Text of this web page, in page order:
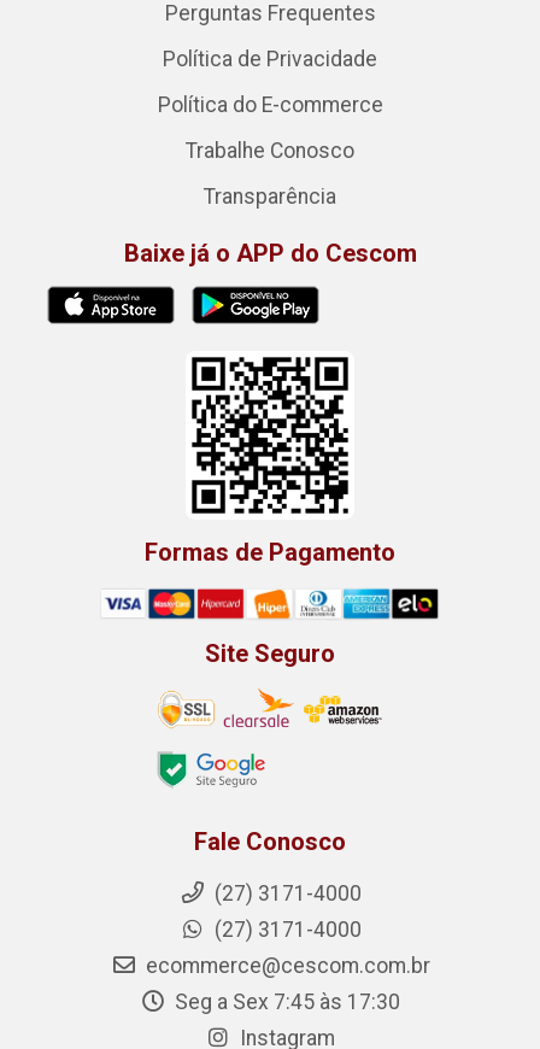
Perguntas Frequentes
Política de Privacidade
Política do E-commerce
Trabalhe Conosco
Transparência
Baixe já o APP do Cescom
Formas de Pagamento
Site Seguro
Fale Conosco
(27) 3171-4000
(27) 3171-4000
ecommerce@cescom.com.br
Seg a Sex 7:45 às 17:30
Instagram